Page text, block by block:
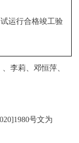
运行合格竣工验
、李莉、邓恒萍、
号文为